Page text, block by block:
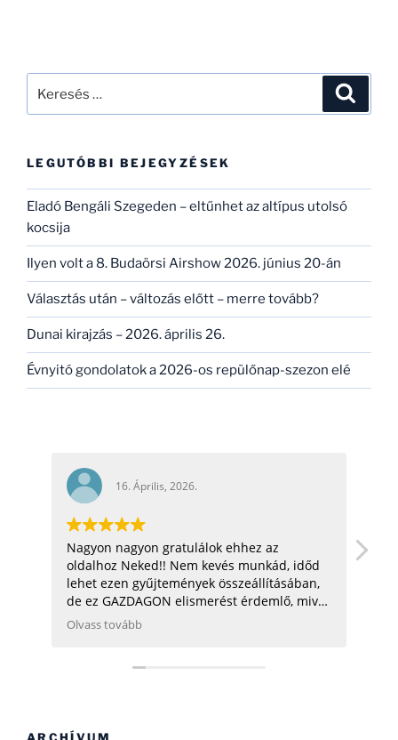
LEGUTÓBBI BEJEGYZÉSEK
Eladó Bengáli Szegeden – eltűnhet az altípus utolsó
kocsija
Ilyen volt a 8. Budaörsi Airshow 2026. június 20-án
Választás után – változás előtt – merre tovább?
Dunai kirajzás – 2026. április 26.
Évnyitó gondolatok a 2026-os repülőnap-szezon elé
16. Április, 2026.
Nagyon nagyon gratulálok ehhez az
oldalhoz Neked!! Nem kevés munkád, időd
lehet ezen gyűjtemények összeállításában,
de ez GAZDAGON elismerést érdemlő, mivel
ezen adatok összegyűjtése, rendszerezése
helikopterrel (MI2) kapcsolatban tudok
Olvass tovább
ARCHÍVUM